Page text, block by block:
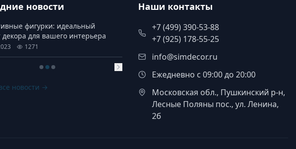
новости
фигурки: идеальный
декора для вашего интерьера
1271
новости →
Наши контакты
+7 (499) 390-53-88
+7 (925) 178-55-25
info@simdecor.ru
Ежедневно с 09:00 до 20:00
Московская обл., Пушкинский р-н,
Лесные Поляны пос., ул. Ленина,
2б